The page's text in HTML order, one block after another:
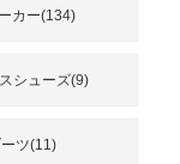
カー(134)
シューズ(9)
ツ(11)